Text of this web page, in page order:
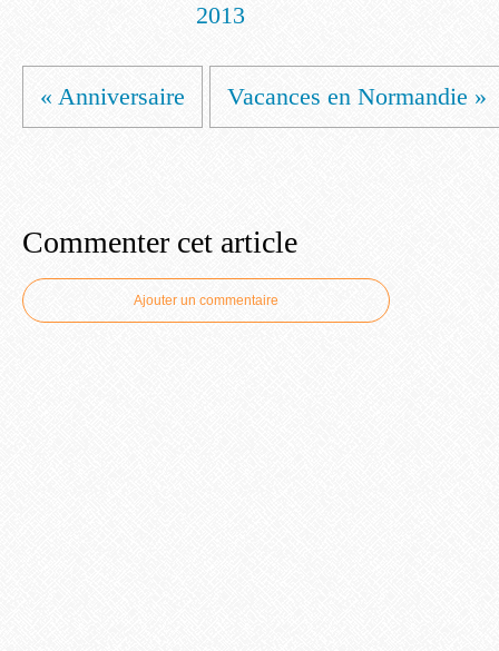
2013
« Anniversaire Vacances en Normandie »
Commenter cet article
Ajouter un commentaire